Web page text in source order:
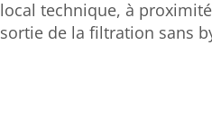
local technique, à
sortie de la filtration sans